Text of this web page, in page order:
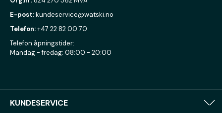
E-post:kundeservice@watski.no
Telefon:+47 22 82 00 70
Telefon åpningstider:
Mandag - fredag: 08:00 - 20:00
KUNDESERVICE